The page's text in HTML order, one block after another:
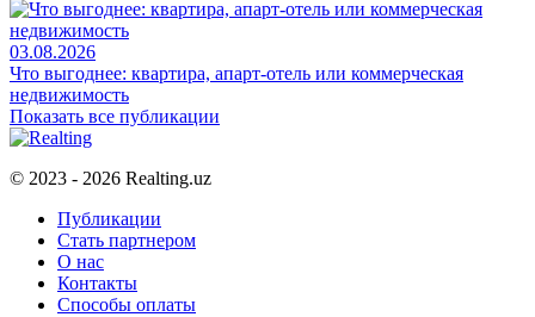
03.08.2026
Что выгоднее: квартира, апарт-отель или коммерческая
недвижимость
Показать все публикации
© 2023 - 2026 Realting.uz
Публикации
Стать партнером
О нас
Контакты
Способы оплаты